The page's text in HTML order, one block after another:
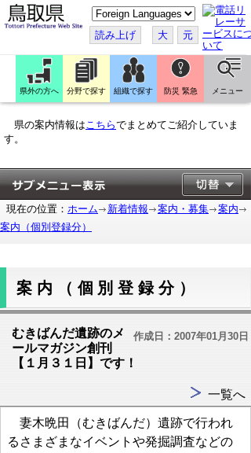
こ
の
ペ
ー
ジ
翻
訳
す
読み上げ 大 元
県外の方へ 分野で探す 組織で探す 防災 緊急 メニュー
県の案内情報はこちらでまとめてご紹介していま
す。
現在の位置： ホーム 新着情報 案内・募集
案内
案内（個別登録分）
案内（個別登録分）
作成日：2007年01月30日
むきばんだ遺跡のメ
ールマガジン創刊
【１月３１日】です！
一覧へ
妻木晩田（むきばんだ）遺跡で行われ
るさまざまなイベントや発掘調査などの